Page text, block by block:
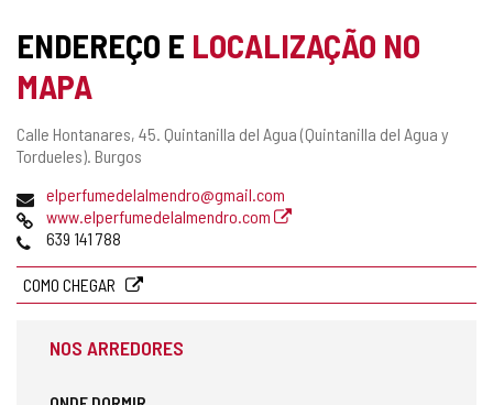
ENDEREÇO E LOCALIZAÇÃO NO
MAPA
Endereço
postal
Calle Hontanares, 45. Quintanilla del Agua (Quintanilla del Agua y
Tordueles). Burgos
Endereço
de
email
elperfumedelalmendro@gmail.com
Pagina
web
www.elperfumedelalmendro.com
Telefones
639 141 788
COMO CHEGAR
NOS ARREDORES